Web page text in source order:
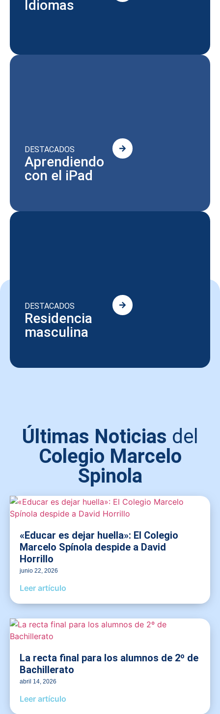
Idiomas
DESTACADOS
Aprendiendo
con el iPad
DESTACADOS
Residencia
masculina
Últimas Noticias del
Colegio Marcelo
Spinola
«Educar es dejar huella»: El Colegio
Marcelo Spínola despide a David
Horrillo
junio 22, 2026
Leer artículo
La recta final para los alumnos de 2º de
Bachillerato
abril 14, 2026
Leer artículo